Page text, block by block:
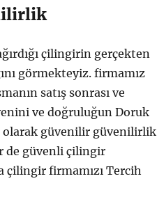
çilingirin gerçekten
görmekteyiz. firmamız
satış sonrası ve
ve doğruluğun Doruk
olarak güvenilir güvenilirlik
de güvenli çilingir
firmamızı Tercih